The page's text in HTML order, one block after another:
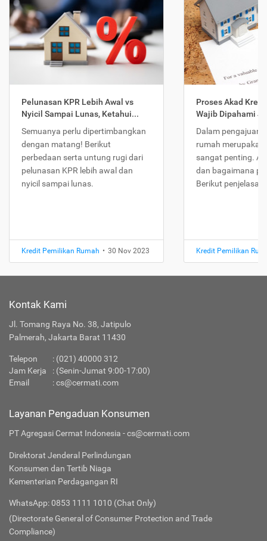
Pelunasan KPR Lebih Awal vs
Nyicil Sampai Lunas, Ketahui...
Semuanya perlu dipertimbangkan
dengan matang! Berikut
perbedaan serta untung rugi dari
pelunasan KPR lebih awal dan
nyicil sampai lunas.
Kredit Pemilikan Rumah • 30 Nov 2023
Proses Akad
Wajib Dipahami
Dalam pengajuan
rumah
sangat penting.
dan bagaimana
Berikut
Kredit Pemilikan
Kontak Kami
Jl. Tomang Raya No. 38, Jatipulo
Palmerah, Jakarta Barat 11430
Telepon : (021) 40000 312
Jam Kerja
: (Senin-Jumat 9:00-17:00)
Email
:cs@cermati.com
Layanan Pengaduan Konsumen
PT Agregasi Cermat Indonesia - cs@cermati.com
Direktorat Jenderal Perlindungan
Konsumen dan Tertib Niaga
Kementerian Perdagangan RI
WhatsApp: 0853 1111 1010 (Chat Only)
(Directorate General of Consumer Protection and Trade
Compliance)